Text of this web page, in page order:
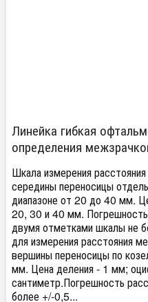
Линейка гибкая
определения
Шкала измерения
середины переносицы
диапазоне от 20 до 40 мм.
20, 30 и 40 мм.
двумя отметками шкалы не
для измерения расстояния
вершины переносицы по
мм. Цена деления - 1 мм;
сантиметр.Погрешность
более +/-0,5...